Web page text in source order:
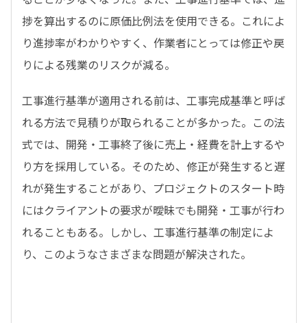
捗を算出するのに原価比例法を使用できる。これによ
り進捗率がわかりやすく、作業者にとっては修正や戻
りによる残業のリスクが減る。
工事進行基準が適用される前は、工事完成基準と呼ば
れる方法で見積りが取られることが多かった。この法
式では、開発・工事終了後に売上・経費を計上するや
り方を採用している。そのため、修正が発生すると遅
れが発生することがあり、プロジェクトのスタート時
にはクライアントの要求が曖昧でも開発・工事が行わ
れることもある。しかし、工事進行基準の制定によ
り、このようなさまざまな問題が解決された。